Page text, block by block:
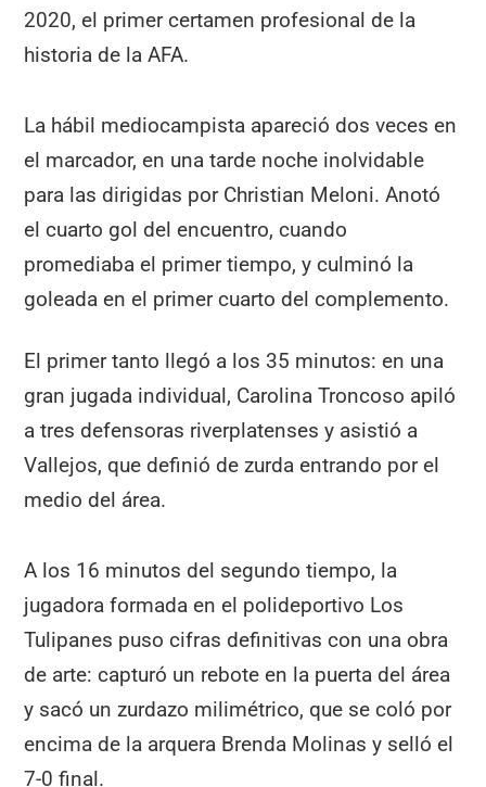
2020, el primer certamen profesional de la
historia de la AFA.
La hábil mediocampista apareció dos veces en
el marcador, en una tarde noche inolvidable
para las dirigidas por Christian Meloni. Anotó
el cuarto gol del encuentro, cuando
promediaba el primer tiempo, y culminó la
goleada en el primer cuarto del complemento.
El primer tanto llegó a los 35 minutos: en una
gran jugada individual, Carolina Troncoso apiló
a tres defensoras riverplatenses y asistió a
Vallejos, que definió de zurda entrando por el
medio del área.
A los 16 minutos del segundo tiempo, la
jugadora formada en el polideportivo Los
Tulipanes puso cifras definitivas con una obra
de arte: capturó un rebote en la puerta del área
y sacó un zurdazo milimétrico, que se coló por
encima de la arquera Brenda Molinas y selló el
7-0 final.